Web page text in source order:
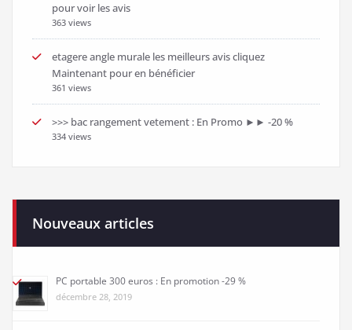
pour voir les avis
363 views
etagere angle murale les meilleurs avis cliquez
Maintenant pour en bénéficier
361 views
>>> bac rangement vetement : En Promo ►► -20 %
334 views
Nouveaux articles
PC portable 300 euros : En promotion -29 %
décembre 28, 2019